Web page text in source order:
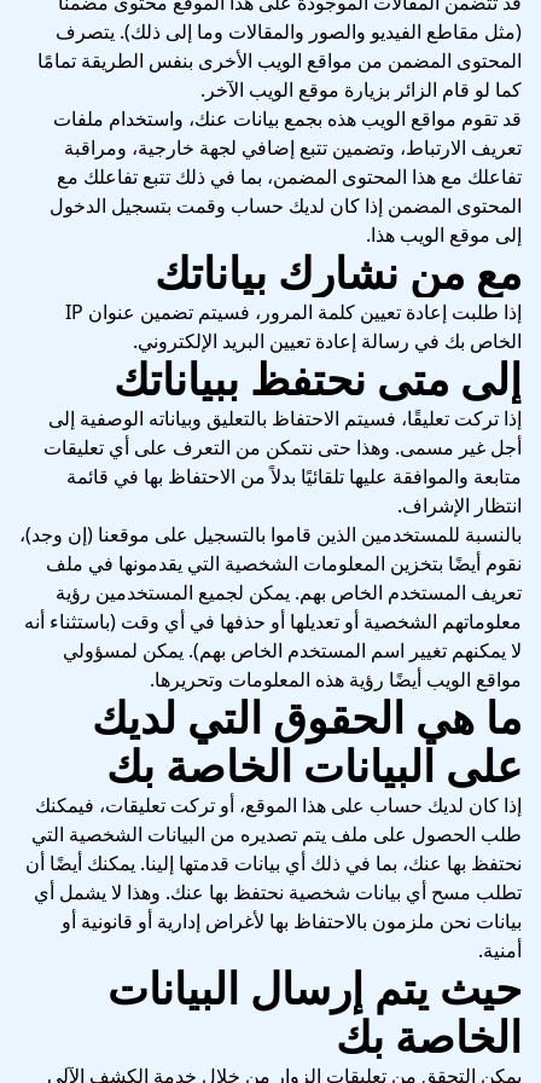
(مثل مقاطع الفيديو والصور والمقالات وما إلى ذلك). يتصرف
المحتوى المضمن من مواقع الويب الأخرى بنفس الطريقة تمامًا
كما لو قام الزائر بزيارة موقع الويب الآخر.
قد تقوم مواقع الويب هذه بجمع بيانات عنك، واستخدام ملفات
تعريف الارتباط، وتضمين تتبع إضافي لجهة خارجية، ومراقبة
تفاعلك مع هذا المحتوى المضمن، بما في ذلك تتبع تفاعلك مع
المحتوى المضمن إذا كان لديك حساب وقمت بتسجيل الدخول
إلى موقع الويب هذا.
مع من نشارك بياناتك
إذا طلبت إعادة تعيين كلمة المرور، فسيتم تضمين عنوان IP
الخاص بك في رسالة إعادة تعيين البريد الإلكتروني.
إلى متى نحتفظ ببياناتك
إذا تركت تعليقًا، فسيتم الاحتفاظ بالتعليق وبياناته الوصفية إلى
أجل غير مسمى. وهذا حتى نتمكن من التعرف على أي تعليقات
متابعة والموافقة عليها تلقائيًا بدلاً من الاحتفاظ بها في قائمة
انتظار الإشراف.
بالنسبة للمستخدمين الذين قاموا بالتسجيل على موقعنا (إن وجد)،
نقوم أيضًا بتخزين المعلومات الشخصية التي يقدمونها في ملف
تعريف المستخدم الخاص بهم. يمكن لجميع المستخدمين رؤية
معلوماتهم الشخصية أو تعديلها أو حذفها في أي وقت (باستثناء أنه
لا يمكنهم تغيير اسم المستخدم الخاص بهم). يمكن لمسؤولي
مواقع الويب أيضًا رؤية هذه المعلومات وتحريرها.
ما هي الحقوق التي لديك
على البيانات الخاصة بك
إذا كان لديك حساب على هذا الموقع، أو تركت تعليقات، فيمكنك
طلب الحصول على ملف يتم تصديره من البيانات الشخصية التي
نحتفظ بها عنك، بما في ذلك أي بيانات قدمتها إلينا. يمكنك أيضًا أن
تطلب مسح أي بيانات شخصية نحتفظ بها عنك. وهذا لا يشمل أي
بيانات نحن ملزمون بالاحتفاظ بها لأغراض إدارية أو قانونية أو
أمنية.
حيث يتم إرسال البيانات
الخاصة بك
يمكن التحقق من تعليقات الزوار من خلال خدمة الكشف الآلي